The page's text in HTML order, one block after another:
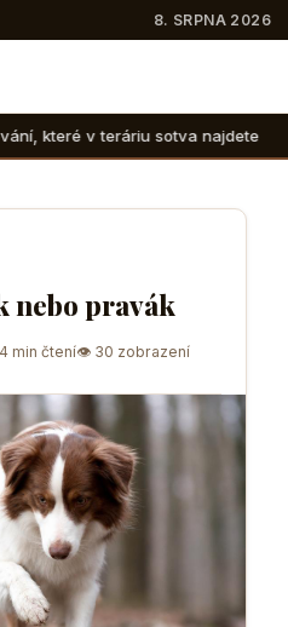
8. SRPNA 2026
najdete
nebo pravák
min čtení👁 30 zobrazení